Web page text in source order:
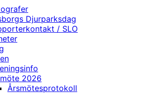
Djurparksdag
/ SLO
2026
Årsmötesprotokoll